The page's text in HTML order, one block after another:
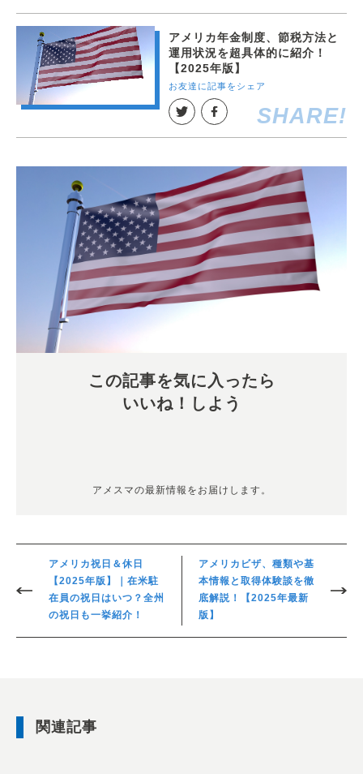
アメリカ年金制度、節税方法と
運用状況を超具体的に紹介！
【2025年版】
お友達に記事をシェア
この記事を気に入ったら
いいね！しよう
アメスマの最新情報をお届けします。
アメリカ祝日＆休日
【2025年版】｜在米駐
在員の祝日はいつ？全州
の祝日も一挙紹介！
アメリカビザ、種類や基
本情報と取得体験談を徹
底解説！【2025年最新
版】
関連記事